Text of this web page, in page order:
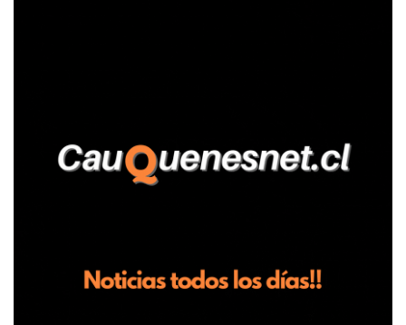
trabajadores, el edil descendió del vehículo y, en medio de la
confrontación, la habría tomado de los hombros, empujado al
suelo y agredido con golpes de pies y manos, mientr...